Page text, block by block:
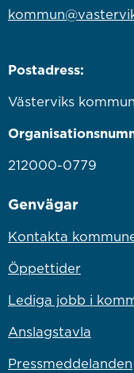
Postadress:
Västerviks
212000-0779
Genvägar
Kontakta
Öppettider
Lediga jobb i
Anslagstavla
Pressmeddelanden